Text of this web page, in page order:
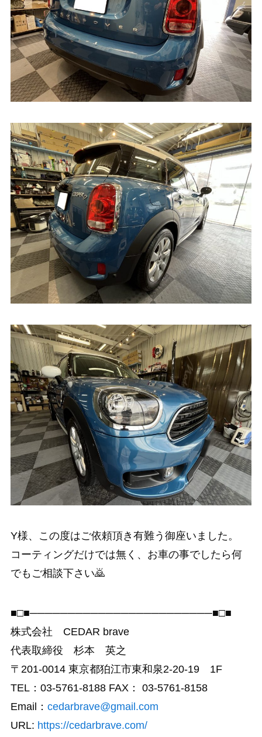
Y様、この度はご依頼頂き有難う御座いました。
コーティングだけでは無く、お車の事でしたら何
でもご相談下さい🙇
■□■────────────────────────■□■
株式会社 CEDAR brave
代表取締役 杉本 英之
〒201-0014 東京都狛江市東和泉2-20-19 1F
TEL：03-5761-8188 FAX： 03-5761-8158
Email： cedarbrave@gmail.com
URL: https://cedarbrave.com/